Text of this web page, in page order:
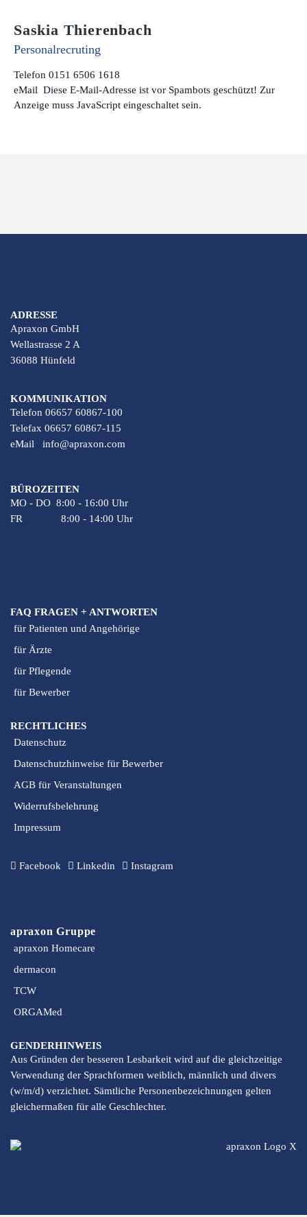
Saskia Thierenbach
Personalrecruting
Telefon 0151 6506 1618
eMail Diese E-Mail-Adresse ist vor Spambots geschützt! Zur
Anzeige muss JavaScript eingeschaltet sein.
ADRESSE
Apraxon GmbH
Wellastrasse 2 A
36088 Hünfeld
KOMMUNIKATION
Telefon 06657 60867-100
Telefax 06657 60867-115
eMail info@apraxon.com
BÜROZEITEN
MO - DO 8:00 - 16:00 Uhr
FR 8:00 - 14:00 Uhr
FAQ FRAGEN + ANTWORTEN
für Patienten und Angehörige
für Ärzte
für Pflegende
für Bewerber
RECHTLICHES
Datenschutz
Datenschutzhinweise für Bewerber
AGB für Veranstaltungen
Widerrufsbelehrung
Impressum
Facebook Linkedin Instagram
apraxon Gruppe
apraxon Homecare
dermacon
TCW
ORGAMed
GENDERHINWEIS
Aus Gründen der besseren Lesbarkeit wird auf die gleichzeitige
Verwendung der Sprachformen weiblich, männlich und divers
(w/m/d) verzichtet. Sämtliche Personenbezeichnungen gelten
gleichermaßen für alle Geschlechter.